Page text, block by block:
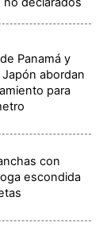
Panamá y
abordan
para
con
escondida